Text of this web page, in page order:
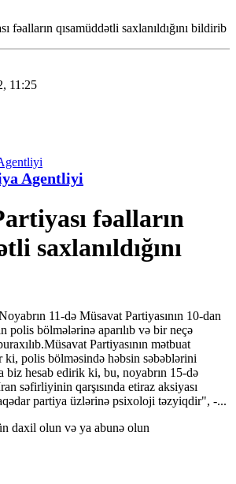
fəalların qısamüddətli saxlanıldığını bildirib
11:25
Agentliyi
fəalların
saxlanıldığını
11-də Müsavat Partiyasının 10-dan
polis bölmələrinə aparılıb və bir neçə
Partiyasının mətbuat
polis bölməsində həbsin səbəblərini
biz hesab edirik ki, bu, noyabrın 15-də
səfirliyinin qarşısında etiraz aksiyası
partiya üzlərinə psixoloji təzyiqdir", -...
daxil olun və ya abunə olun